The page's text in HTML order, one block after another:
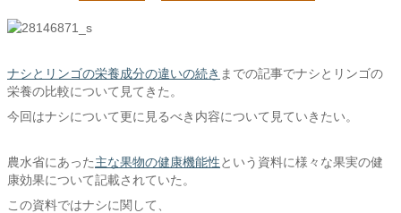
ナシとリンゴの栄養成分の違いの続き までの記事でナシとリンゴの
栄養の比較について見てきた。
今回はナシについて更に見るべき内容について見ていきたい。
農水省にあった主な果物の健康機能性という資料に様々な果実の健
康効果について記載されていた。
この資料ではナシに関して、